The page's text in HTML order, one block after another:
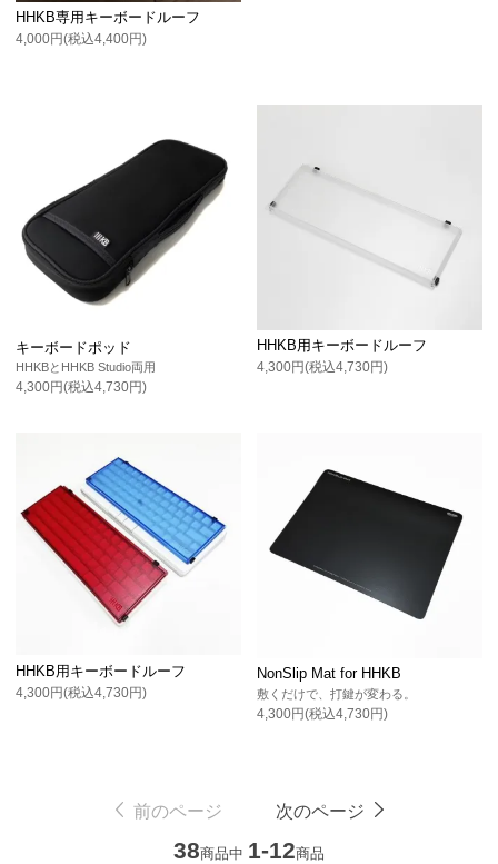
HHKB専用キーボードルーフ
4,000円(税込4,400円)
キーボードポッド
HHKBとHHKB Studio両用
4,300円(税込4,730円)
HHKB用キーボードルーフ
4,300円(税込4,730円)
HHKB用キーボードルーフ
4,300円(税込4,730円)
NonSlip Mat for HHKB
敷くだけで、打鍵が変わる。
4,300円(税込4,730円)
前のページ 次のページ
38商品中 1-12商品